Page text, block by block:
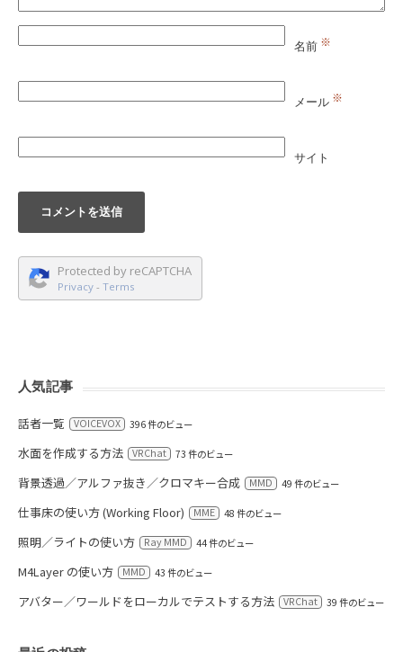
名前 ※
メール ※
サイト
Protected by reCAPTCHA
Privacy - Terms
人気記事
話者一覧 VOICEVOX 396 件のビュー
水面を作成する方法 VRChat 73 件のビュー
背景透過／アルファ抜き／クロマキー合成 MMD 49 件のビュー
仕事床の使い方 (Working Floor) MME 48 件のビュー
照明／ライトの使い方 Ray MMD 44 件のビュー
M4Layer の使い方 MMD 43 件のビュー
アバター／ワールドをローカルでテストする方法 VRChat 39 件のビュー